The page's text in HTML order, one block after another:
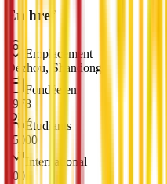
En bref
Emplacement
Dezhou, Shandong
Fondée en
1978
Étudiants
15000
International
500